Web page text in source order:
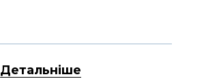
Детальніше